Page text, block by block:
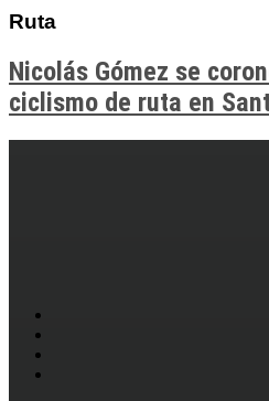
Ruta
Nicolás Gómez se
ciclismo de ruta en